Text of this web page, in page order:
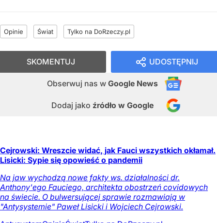
Opinie Świat Tylko na DoRzeczy.pl
UDOSTĘPNIJ
Obserwuj nas w Google News
Dodaj jako źródło w Google
SKOMENTUJ
Cejrowski: Wreszcie widać, jak Fauci wszystkich okłamał.
Lisicki: Sypie się opowieść o pandemii
Na jaw wychodzą nowe fakty ws. działalności dr.
Anthony'ego Fauciego, architekta obostrzeń covidowych
na świecie. O bulwersującej sprawie rozmawiają w
"Antysystemie" Paweł Lisicki i Wojciech Cejrowski.